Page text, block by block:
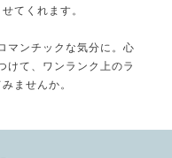
てくれます。
マンチックな気分に。心
けて、ワンランク上のラ
ませんか。